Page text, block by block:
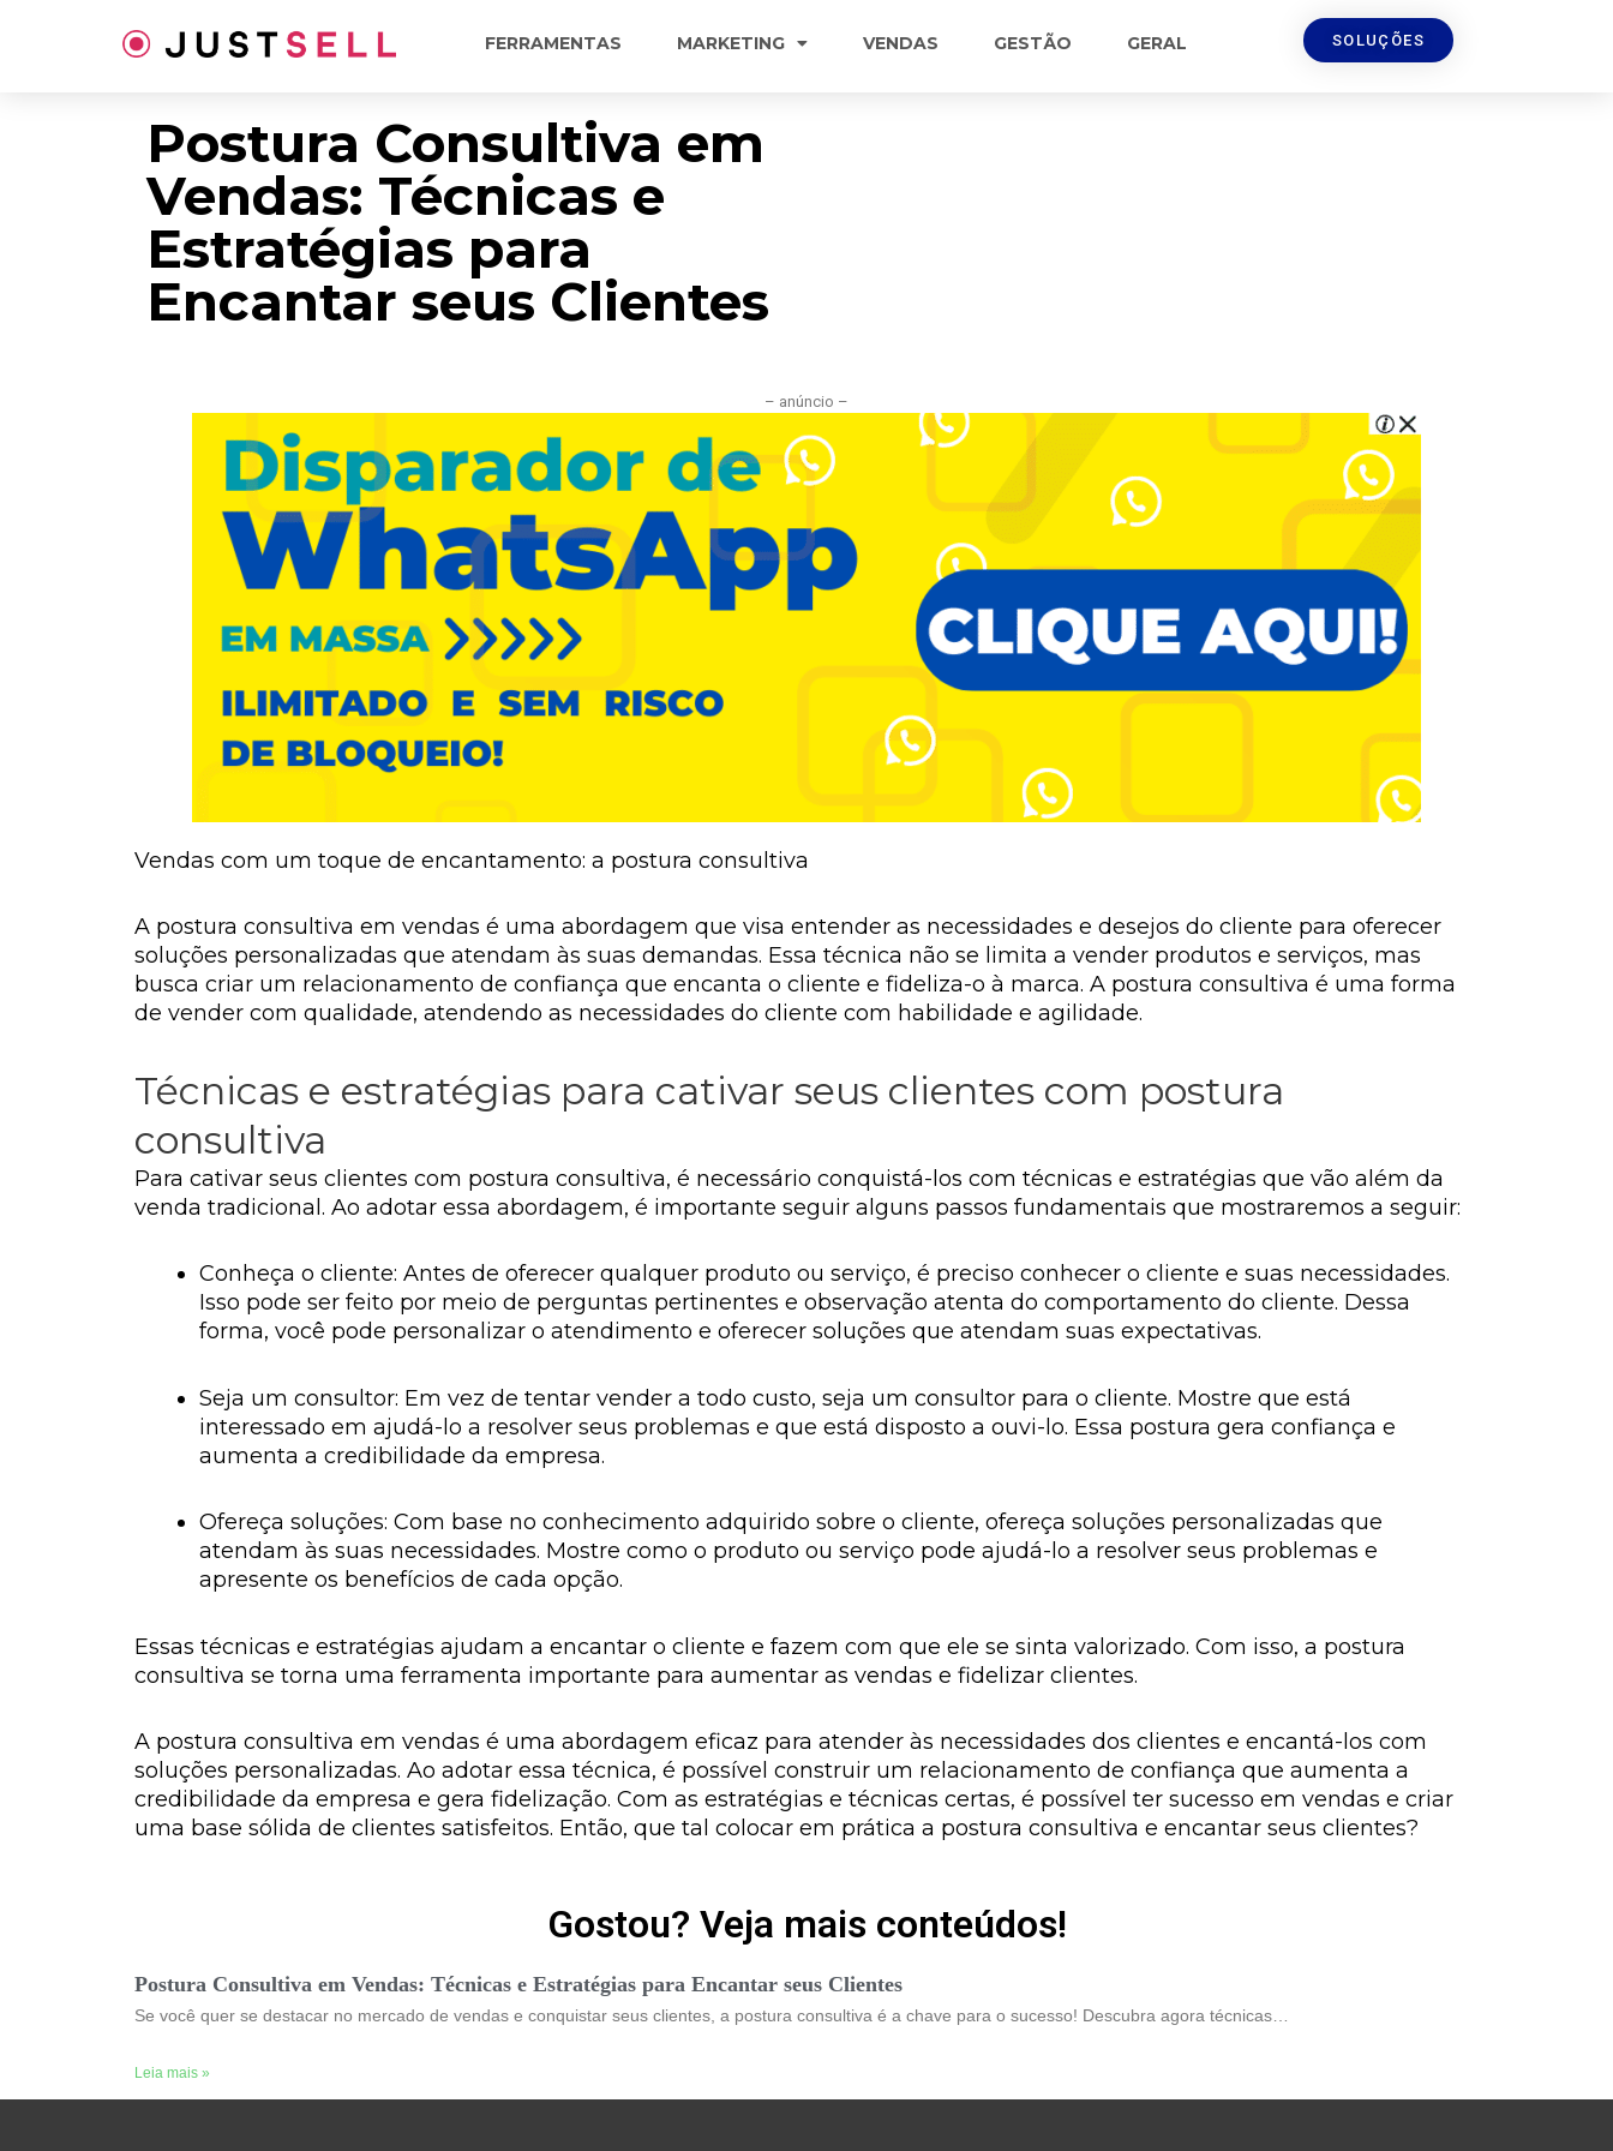
FERRAMENTAS MARKETING VENDAS GESTÃO GERAL SOLUÇÕES
Postura Consultiva em
Vendas: Técnicas e
Estratégias para
Encantar seus Clientes
– anúncio –
Vendas com um toque de encantamento: a postura consultiva
A postura consultiva em vendas é uma abordagem que visa entender as necessidades e desejos do cliente para oferecer
soluções personalizadas que atendam às suas demandas. Essa técnica não se limita a vender produtos e serviços, mas
busca criar um relacionamento de confiança que encanta o cliente e fideliza-o à marca. A postura consultiva é uma forma
de vender com qualidade, atendendo as necessidades do cliente com habilidade e agilidade.
Técnicas e estratégias para cativar seus clientes com postura
consultiva
Para cativar seus clientes com postura consultiva, é necessário conquistá-los com técnicas e estratégias que vão além da
venda tradicional. Ao adotar essa abordagem, é importante seguir alguns passos fundamentais que mostraremos a seguir:
Conheça o cliente: Antes de oferecer qualquer produto ou serviço, é preciso conhecer o cliente e suas necessidades.
Isso pode ser feito por meio de perguntas pertinentes e observação atenta do comportamento do cliente. Dessa
forma, você pode personalizar o atendimento e oferecer soluções que atendam suas expectativas.
Seja um consultor: Em vez de tentar vender a todo custo, seja um consultor para o cliente. Mostre que está
interessado em ajudá-lo a resolver seus problemas e que está disposto a ouvi-lo. Essa postura gera confiança e
aumenta a credibilidade da empresa.
Ofereça soluções: Com base no conhecimento adquirido sobre o cliente, ofereça soluções personalizadas que
atendam às suas necessidades. Mostre como o produto ou serviço pode ajudá-lo a resolver seus problemas e
apresente os benefícios de cada opção.
Essas técnicas e estratégias ajudam a encantar o cliente e fazem com que ele se sinta valorizado. Com isso, a postura
consultiva se torna uma ferramenta importante para aumentar as vendas e fidelizar clientes.
A postura consultiva em vendas é uma abordagem eficaz para atender às necessidades dos clientes e encantá-los com
soluções personalizadas. Ao adotar essa técnica, é possível construir um relacionamento de confiança que aumenta a
credibilidade da empresa e gera fidelização. Com as estratégias e técnicas certas, é possível ter sucesso em vendas e criar
uma base sólida de clientes satisfeitos. Então, que tal colocar em prática a postura consultiva e encantar seus clientes?
Gostou? Veja mais conteúdos!
Postura Consultiva em Vendas: Técnicas e Estratégias para Encantar seus Clientes
Se você quer se destacar no mercado de vendas e conquistar seus clientes, a postura consultiva é a chave para o sucesso! Descubra agora técnicas…
Leia mais »